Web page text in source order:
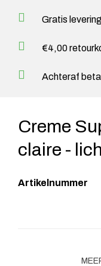
Gratis
€4,00
Achteraf
Creme
claire -
Artikelnummer